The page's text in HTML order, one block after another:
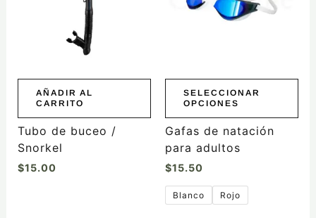
AÑADIR AL
CARRITO
Tubo de buceo /
Snorkel
$15.00
SELECCIONAR
OPCIONES
variantes.
pueden
elegir
la
página
de
producto
Gafas de natación
para adultos
$15.50
Blanco Rojo